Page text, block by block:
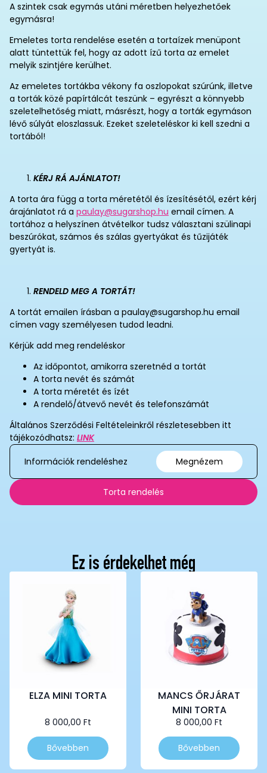
A szintek csak egymás utáni méretben helyezhetőek
egymásra!
Emeletes torta rendelése esetén a tortaízek menüpont
alatt tüntettük fel, hogy az adott ízű torta az emelet
melyik szintjére kerülhet.
Az emeletes tortákba vékony fa oszlopokat szúrúnk, illetve
a torták közé papírtálcát teszünk – egyrészt a könnyebb
szeletelhetőség miatt, másrészt, hogy a torták egymáson
lévő súlyát eloszlassuk. Ezeket szeleteléskor ki kell szedni a
tortából!
KÉRJ RÁ AJÁNLATOT!
A torta ára függ a torta méretétől és ízesítésétől, ezért kérj
árajánlatot rá a paulay@sugarshop.hu email címen. A
tortához a helyszínen átvételkor tudsz választani szülinapi
beszúrókat, számos és szálas gyertyákat és tűzijáték
gyertyát is.
RENDELD MEG A TORTÁT!
A tortát emailen írásban a paulay@sugarshop.hu email
címen vagy személyesen tudod leadni.
Kérjük add meg rendeléskor
Az időpontot, amikorra szeretnéd a tortát
A torta nevét és számát
A torta méretét és ízét
A rendelő/átvevő nevét és telefonszámát
Általános Szerződési Feltételeinkről részletesebben itt
tájékozódhatsz: LINK
Információk rendeléshez
Megnézem
Torta rendelés
Ez is érdekelhet még
ELZA MINI TORTA
8 000,00 Ft
Bővebben
Ennek
a
terméknek
MANCS ŐRJÁRAT
MINI TORTA
8 000,00 Ft
Bővebben
Ennek
a
terméknek